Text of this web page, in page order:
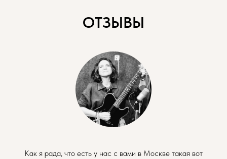
ОТЗЫВЫ
Как я рада, что есть у нас с вами в Москве такая вот